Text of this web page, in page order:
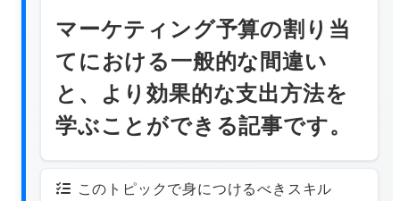
マーケティング予算の割り当
てにおける一般的な間違い
と、より効果的な支出方法を
学ぶことができる記事です。
このトピックで身につけるべきスキル